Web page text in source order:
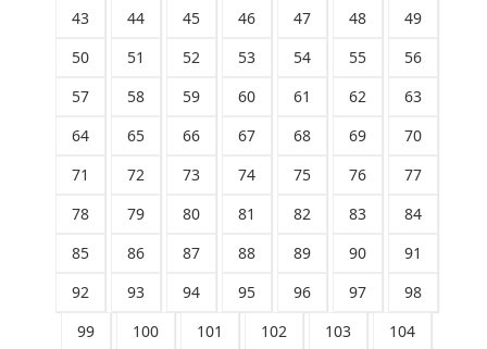
43
44 45 46 47 48
49
50
51 52 53 54 55
56
57
58 59 60 61 62
63
64
65 66 67 68 69
70
71
72 73 74 75 76
77
78
79 80 81 82 83
84
85
86 87 88 89 90
91
92
93 94 95 96 97
98
99
100 101 102 103
104